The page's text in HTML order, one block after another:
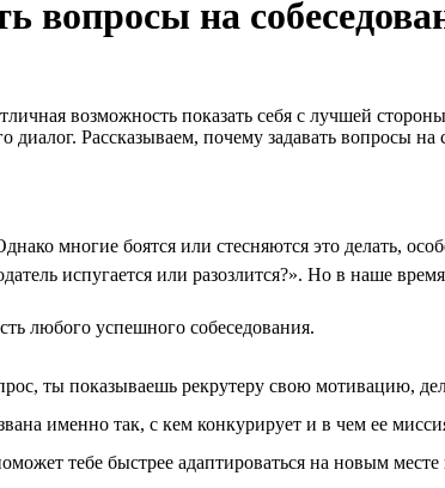
вопросы на
возможность показать себя с лучшей
Рассказываем, почему задавать вопросы
многие боятся или стесняются это делать,
испугается или разозлится?». Но в наше
любого успешного собеседования.
ты показываешь рекрутеру свою мотивацию,
именно так, с кем конкурирует и в чем ее
тебе быстрее адаптироваться на новым месте